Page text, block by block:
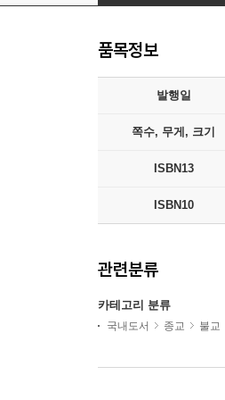
품목정보
발행일
쪽수, 무게, 크기
ISBN13
ISBN10
관련분류
카테고리 분류
국내도서 종교 불교